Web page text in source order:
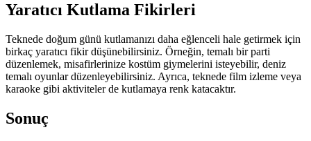
Yaratıcı Kutlama Fikirleri
Teknede doğum günü kutlamanızı daha eğlenceli hale getirmek için
birkaç yaratıcı fikir düşünebilirsiniz. Örneğin, temalı bir parti
düzenlemek, misafirlerinize kostüm giymelerini isteyebilir, deniz
temalı oyunlar düzenleyebilirsiniz. Ayrıca, teknede film izleme veya
karaoke gibi aktiviteler de kutlamaya renk katacaktır.
Sonuç